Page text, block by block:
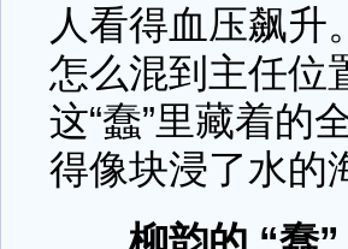
人看得血压飙升
怎么混到主任位
这“蠢”里藏着的
得像块浸了水的